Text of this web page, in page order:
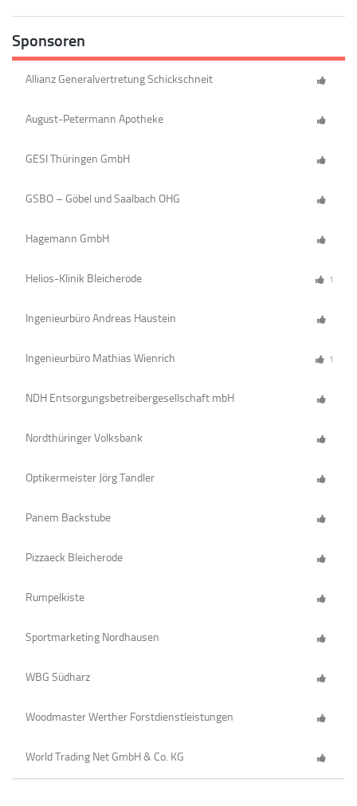
Sponsoren
Allianz Generalvertretung Schickschneit
August-Petermann Apotheke
GESI Thüringen GmbH
GSBO – Göbel und Saalbach OHG
Hagemann GmbH
Helios-Klinik Bleicherode 1
Ingenieurbüro Andreas Haustein
Ingenieurbüro Mathias Wienrich 1
NDH Entsorgungsbetreibergesellschaft mbH
Nordthüringer Volksbank
Optikermeister Jörg Tandler
Panem Backstube
Pizzaeck Bleicherode
Rumpelkiste
Sportmarketing Nordhausen
WBG Südharz
Woodmaster Werther Forstdienstleistungen
World Trading Net GmbH & Co. KG